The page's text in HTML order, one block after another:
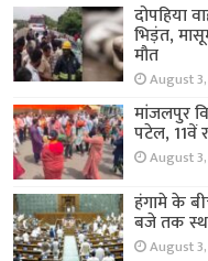
दोपहिया
भिड़ंत,
मौत
August
मांजलपुर
पटेल, 11वें
August
हंगामे के
बजे तक
August